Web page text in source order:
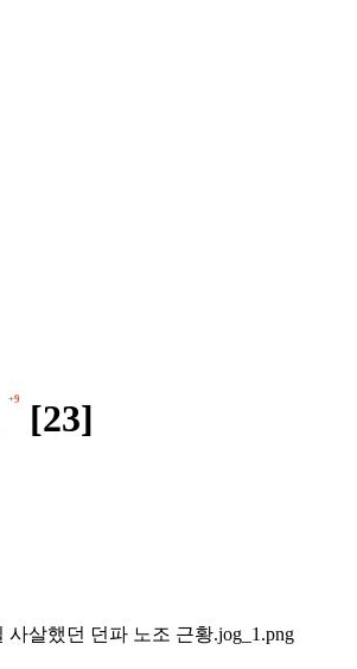
+9 [23]